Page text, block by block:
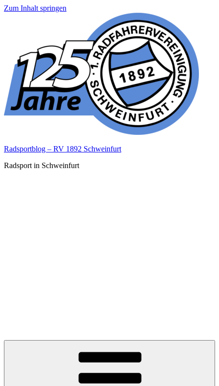
Zum Inhalt springen
Radsportblog – RV 1892 Schweinfurt
Radsport in Schweinfurt